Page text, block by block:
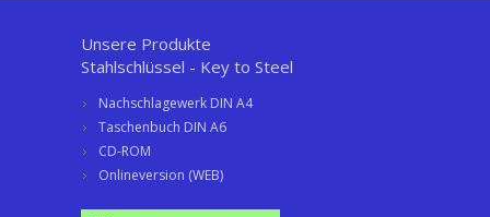
Unsere Produkte
Stahlschlüssel - Key to Steel
Nachschlagewerk DIN A4
Taschenbuch DIN A6
CD-ROM
Onlineversion (WEB)